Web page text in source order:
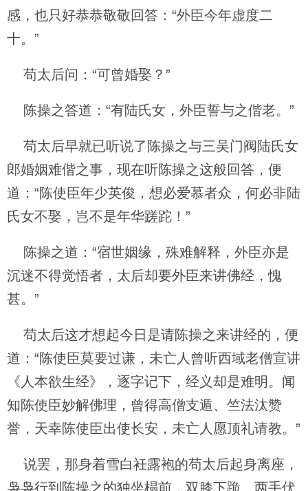
感，也只好恭恭敬敬回答：“外臣今年虚度二
十。”
苟太后问：“可曾婚娶？”
陈操之答道：“有陆氏女，外臣誓与之偕老。”
苟太后早就已听说了陈操之与三吴门阀陆氏女
郎婚姻难偕之事，现在听陈操之这般回答，便
道：“陈使臣年少英俊，想必爱慕者众，何必非陆
氏女不娶，岂不是年华蹉跎！”
陈操之道：“宿世姻缘，殊难解释，外臣亦是
沉迷不得觉悟者，太后却要外臣来讲佛经，愧
甚。”
苟太后这才想起今日是请陈操之来讲经的，便
道：“陈使臣莫要过谦，未亡人曾听西域老僧宣讲
《人本欲生经》，逐字记下，经义却是难明。闻
知陈使臣妙解佛理，曾得高僧支遁、竺法汰赞
誉，天幸陈使臣出使长安，未亡人愿顶礼请教。”
说罢，那身着雪白衽露袍的苟太后起身离座，
袅袅行到陈操之的独坐榻前，双膝下跪、两手伏